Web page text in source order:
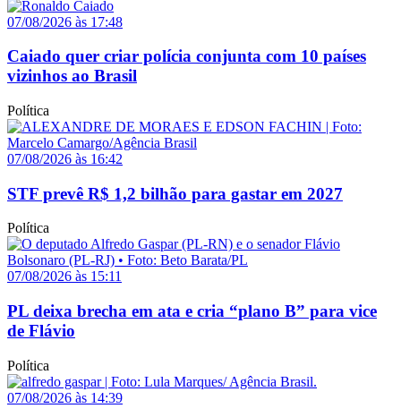
07/08/2026 às 17:48
Caiado quer criar polícia conjunta com 10 países
vizinhos ao Brasil
Política
07/08/2026 às 16:42
STF prevê R$ 1,2 bilhão para gastar em 2027
Política
07/08/2026 às 15:11
PL deixa brecha em ata e cria “plano B” para vice
de Flávio
Política
07/08/2026 às 14:39